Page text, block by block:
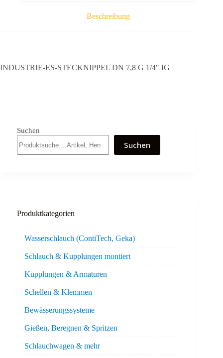
Beschreibung
INDUSTRIE-ES-STECKNIPPEL DN 7,8 G 1/4″ IG
Suchen
Suchen
Produktkategorien
Wasserschlauch (ContiTech, Geka)
Schlauch & Kupplungen montiert
Kupplungen & Armaturen
Schellen & Klemmen
Bewässerungssysteme
Gießen, Beregnen & Spritzen
Schlauchwagen & mehr